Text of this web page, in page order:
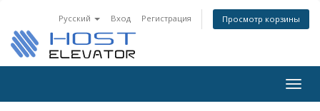
Русский Вход Регистрация Просмотр корзины